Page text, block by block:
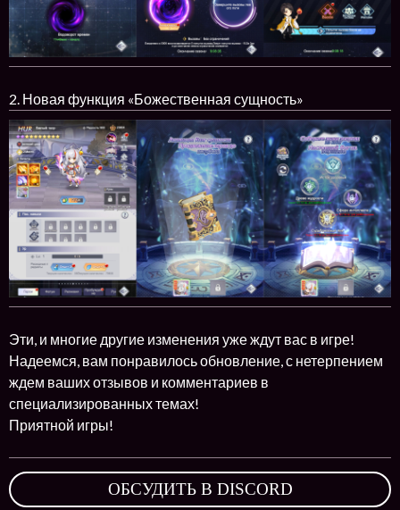
2. Новая функция «Божественная сущность»
Эти, и многие другие изменения уже ждут вас в игре!
Надеемся, вам понравилось обновление, с нетерпением
ждем ваших отзывов и комментариев в
специализированных темах!
Приятной игры!
ОБСУДИТЬ В DISCORD